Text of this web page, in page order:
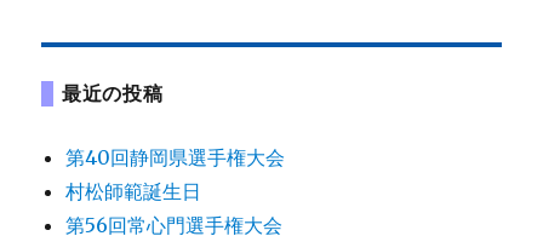
最近の投稿
第40回静岡県選手権大会
村松師範誕生日
第56回常心門選手権大会